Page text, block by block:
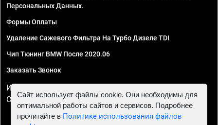
Персональных Данных.
Формы Оплаты
Удаление Сажевого Фильтра На Турбо Дизеле TDI
Чип Тюнинг BMW После 2020.06
Заказать Звонок
ИП Смирнов Георгий Павлович. ИНН 781302555843,
ОГРНИП 324470400032610
Сайт использует файлы cookie. Они необходимы для
оптимальной работы сайтов и сервисов. Подробнее
прочитайте в Политике использования файлов